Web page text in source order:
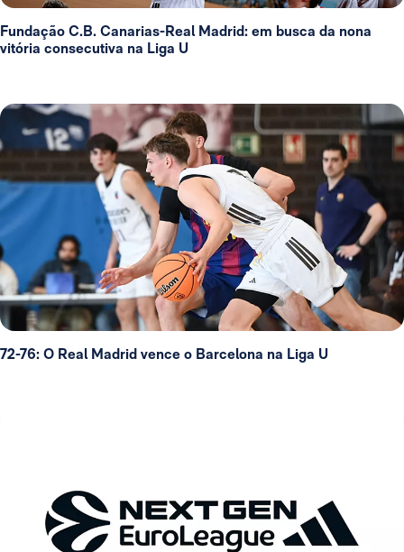
Fundação C.B. Canarias-Real Madrid: em busca da nona
vitória consecutiva na Liga U
72-76: O Real Madrid vence o Barcelona na Liga U